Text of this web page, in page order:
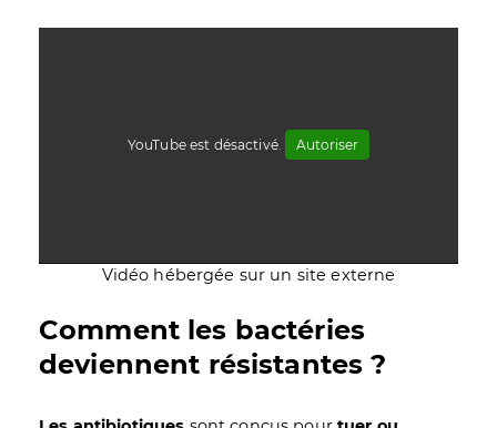
YouTube est désactivé. Autoriser
Vidéo hébergée sur un site externe
Comment les bactéries
deviennent résistantes ?